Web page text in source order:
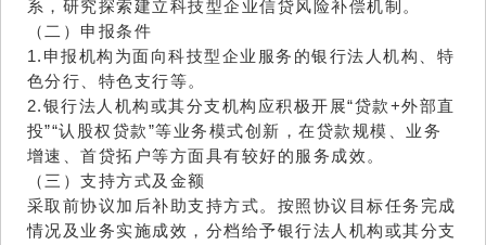
系，研究探索建立科技型企业信贷风险补偿机制。
（二）申报条件
1.申报机构为面向科技型企业服务的银行法人机构、特
色分行、特色支行等。
2.银行法人机构或其分支机构应积极开展“贷款+外部直
投”“认股权贷款”等业务模式创新，在贷款规模、业务
增速、首贷拓户等方面具有较好的服务成效。
（三）支持方式及金额
采取前协议加后补助支持方式。按照协议目标任务完成
情况及业务实施成效，分档给予银行法人机构或其分支